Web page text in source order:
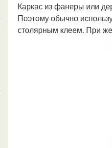
Каркас из фанеры или
Поэтому обычно
столярным клеем. При